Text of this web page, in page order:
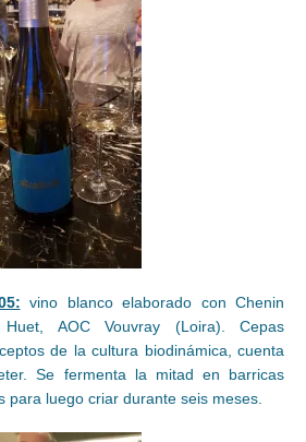
vino blanco elaborado con Chenin
AOC Vouvray (Loira). Cepas
de la cultura biodinámica, cuenta
Se fermenta la mitad en barricas
para luego criar durante seis meses.